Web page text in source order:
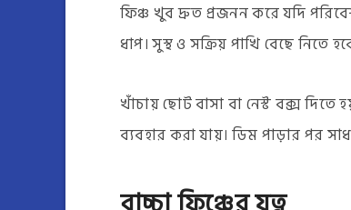
ফিঞ্চ খুব দ্রুত প্রজনন করে যদি
ধাপ। সুস্থ ও সক্রিয় পাখি বেছে নিতে
খাঁচায় ছোট বাসা বা নেস্ট বক্স
ব্যবহার করা যায়। ডিম পাড়ার পর